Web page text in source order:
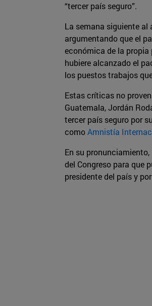
“tercer país seguro”.
La semana siguiente al
argumentando que el
económica de la propia
hubiere alcanzado el
los puestos trabajos
Estas críticas no
Guatemala, Jordán
tercer país seguro por
comoAmnistía
En su
del Congreso para que
presidente del país y